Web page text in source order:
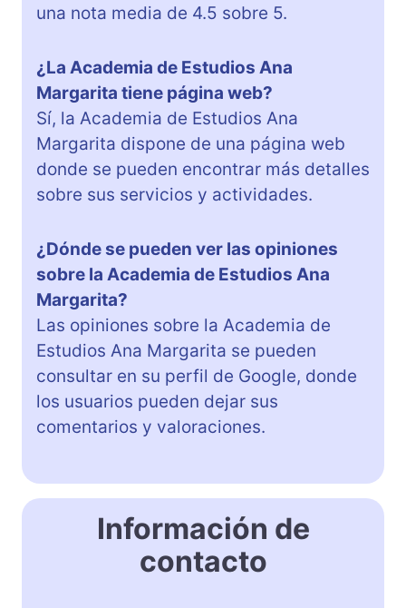
una nota media de 4.5 sobre 5.
¿La Academia de Estudios Ana
Margarita tiene página web?
Sí, la Academia de Estudios Ana
Margarita dispone de una página web
donde se pueden encontrar más detalles
sobre sus servicios y actividades.
¿Dónde se pueden ver las opiniones
sobre la Academia de Estudios Ana
Margarita?
Las opiniones sobre la Academia de
Estudios Ana Margarita se pueden
consultar en su perfil de Google, donde
los usuarios pueden dejar sus
comentarios y valoraciones.
Información de
contacto